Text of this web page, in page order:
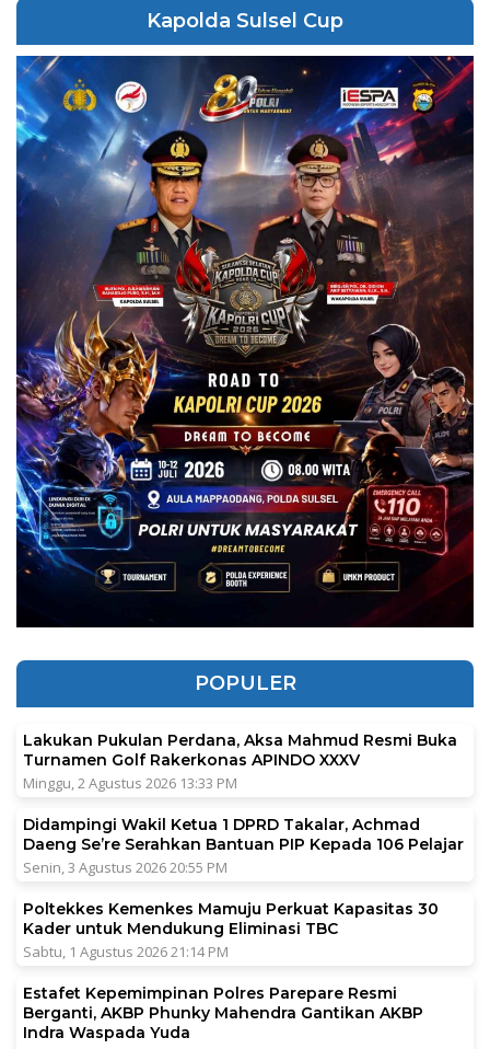
Kapolda Sulsel Cup
POPULER
Lakukan Pukulan Perdana, Aksa Mahmud Resmi Buka
Turnamen Golf Rakerkonas APINDO XXXV
Minggu, 2 Agustus 2026 13:33 PM
Didampingi Wakil Ketua 1 DPRD Takalar, Achmad
Daeng Se’re Serahkan Bantuan PIP Kepada 106 Pelajar
Senin, 3 Agustus 2026 20:55 PM
Poltekkes Kemenkes Mamuju Perkuat Kapasitas 30
Kader untuk Mendukung Eliminasi TBC
Sabtu, 1 Agustus 2026 21:14 PM
Estafet Kepemimpinan Polres Parepare Resmi
Berganti, AKBP Phunky Mahendra Gantikan AKBP
Indra Waspada Yuda